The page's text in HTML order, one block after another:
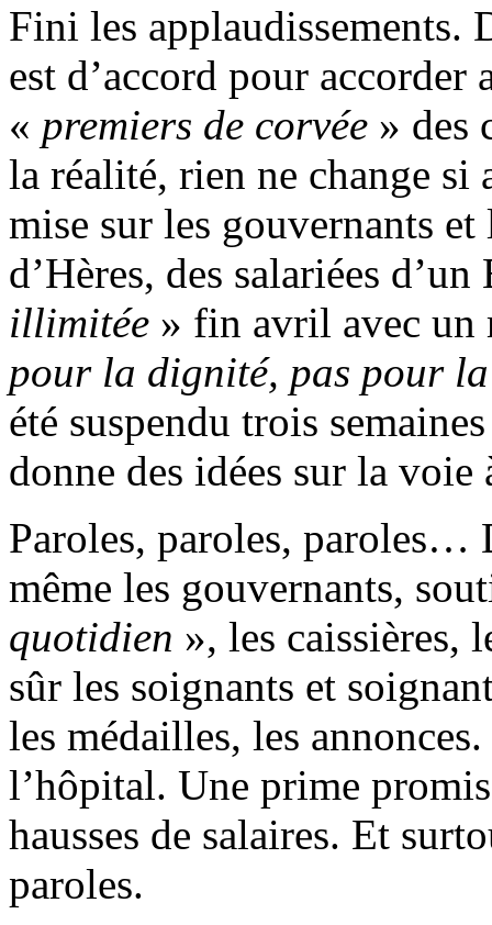
Fini les applaudissements.
est d’accord pour
« premiers de corvée » des
la réalité, rien ne change si
mise sur les gouvernants
d’Hères, des salariées
illimitée » fin avril avec un
pour la dignité, pas pour
été suspendu trois
donne des idées sur la voie
Paroles, paroles, paroles…
même les gouvernants,
quotidien », les caissières,
sûr les soignants et
les médailles, les
l’hôpital. Une prime
hausses de salaires. Et
paroles.